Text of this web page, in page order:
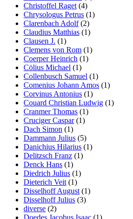
Christoffel Raget (4)
Chrysologus Petrus (1)
Clarenbach Adolf(2)
Claudius Matthias (1)
Clausen J. (1)
Clemens von Rom (1)
Coerper Heinrich (1)
Cölius Michael (1)
Collenbusch Samuel (1)
Comenius Johann Amos (1)
Corvinus Antonius (1)
Couard Christian Ludwig (1)
Cranmer Thomas (1)
Cruciger Caspar(1)
Dach Simon (1)
Dammann Julius (5)
Danichius Hilarius (1)
Delitzsch Franz (1)
Denck Hans (1)
Diedrich Julius (1)
Dieterich Veit (1)
Disselhoff August (1)
Disselhoff Julius (3)
diverse (2)
Doedes Jacobus Isaac (1)